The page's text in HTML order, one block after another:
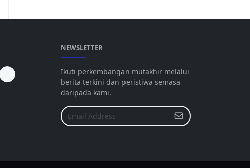
NEWSLETTER
Ikuti perkembangan mutakhir melalui
berita terkini dan peristiwa semasa
daripada kami.